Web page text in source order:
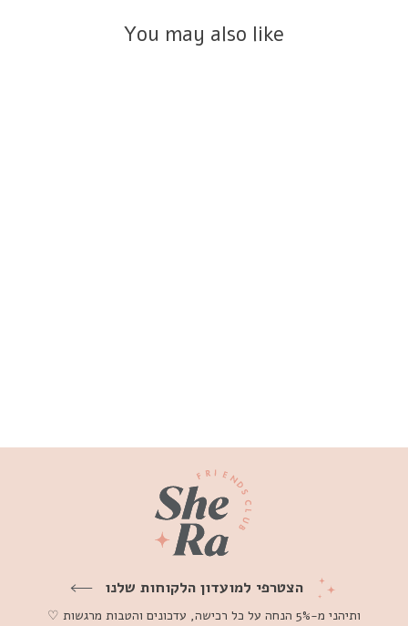
You may also like
הצטרפי למועדון הלקוחות שלנו
ותיהני מ-5% הנחה על כל רכישה, עדכונים והטבות מרגשות ♡